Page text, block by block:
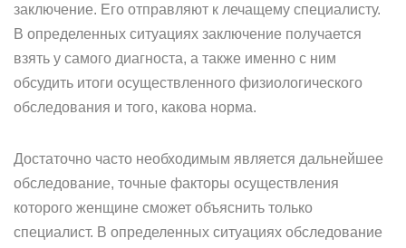
заключение. Его отправляют к лечащему специалисту.
В определенных ситуациях заключение получается
взять у самого диагноста, а также именно с ним
обсудить итоги осуществленного физиологического
обследования и того, какова норма.
Достаточно часто необходимым является дальнейшее
обследование, точные факторы осуществления
которого женщине сможет объяснить только
специалист. В определенных ситуациях обследование